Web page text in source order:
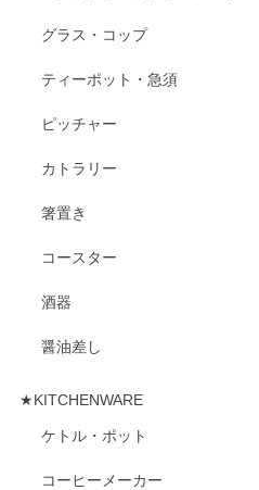
グラス・コップ
ティーポット・急須
ピッチャー
カトラリー
箸置き
コースター
酒器
醤油差し
★KITCHENWARE
ケトル・ポット
コーヒーメーカー